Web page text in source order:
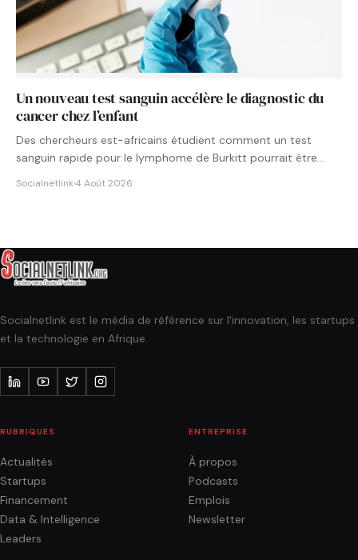
Un nouveau test sanguin accélère le diagnostic du
cancer chez l’enfant
Des chercheurs est-africains étudient comment un test
sanguin rapide pour le lymphome de Burkitt pourrait être
Socialnetlink·4 Août 2026
Socialnetlink est le média de référence sur l'innovation, les startups
et la technologie en Afrique.
RUBRIQUES
Actualités
Startups
Financement
Data & Intelligence
Leaders
ENTREPRISE
À propos
Podcasts
Emplois
Newsletter